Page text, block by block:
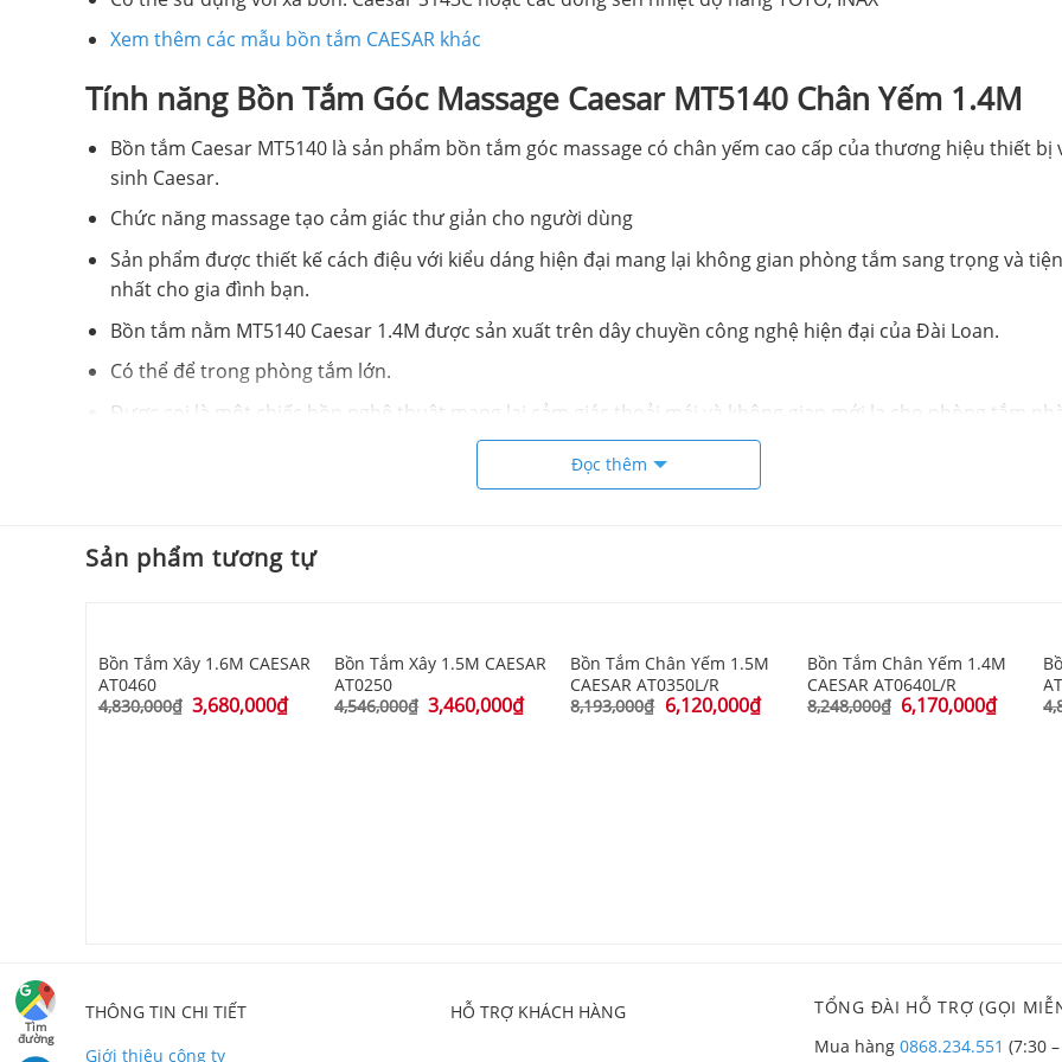
Xem thêm các mẫu bồn tắm CAESAR khác
Tính năng Bồn Tắm Góc Massage Caesar MT5140 Chân Yếm 1.4M
Bồn tắm Caesar MT5140 là sản phẩm bồn tắm góc massage có chân yếm cao cấp của thương hiệu thiết bị
sinh Caesar.
Chức năng massage tạo cảm giác thư giản cho người dùng
Sản phẩm được thiết kế cách điệu với kiểu dáng hiện đại mang lại không gian phòng tắm sang trọng và
nhất cho gia đình bạn.
Bồn tắm nằm MT5140 Caesar 1.4M được sản xuất trên dây chuyền công nghệ hiện đại của Đài Loan.
Có thể để trong phòng tắm lớn.
Được coi là một chiếc bồn nghệ thuật mang lại cảm giác thoải mái và không gian mới lạ cho phòng tắm nhà
Bản vẽ kỹ thuật Bồn Tắm Góc Massage Caesar MT5140 Chân Yếm 1.4M
Đọc thêm
Sản phẩm tương tự
Bồn Tắm Xây 1.6M CAESAR
AT0460
4,830,000₫ 3,680,000₫
Bồn Tắm Xây 1.5M CAESAR
AT0250
4,546,000₫ 3,460,000₫
Bồn Tắm Chân Yếm 1.5M
CAESAR AT0350L/R
8,193,000₫ 6,120,000₫
Bồn Tắm Chân Yếm 1.4M
CAESAR AT0640L/R
8,248,000₫ 6,170,000₫
THÔNG TIN CHI TIẾT
Giới thiệu công ty
HỖ TRỢ KHÁCH HÀNG
TỔNG ĐÀI HỖ TRỢ (GỌI
Mua hàng 0868.234.551 (7:30
Tìm
đường